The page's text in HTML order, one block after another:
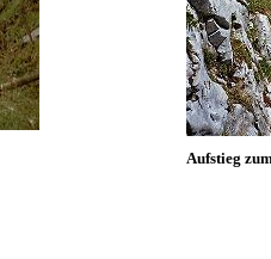
Aufstieg